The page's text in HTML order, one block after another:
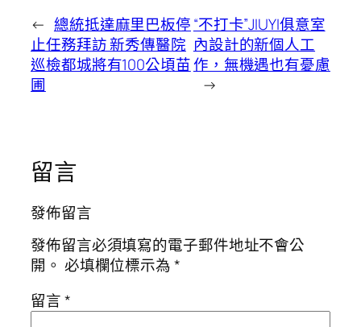
← 總統抵達麻里巴板停
止任務拜訪 新秀傳醫院
巡檢都城將有100公頃苗
圃
“不打卡”JIUYI俱意室
內設計的新個人工
作，無機遇也有憂慮
→
留言
發佈留言
發佈留言必須填寫的電子郵件地址不會公
開。 必填欄位標示為*
留言*